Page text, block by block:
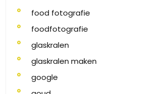
food fotografie
foodfotografie
glaskralen
glaskralen maken
google